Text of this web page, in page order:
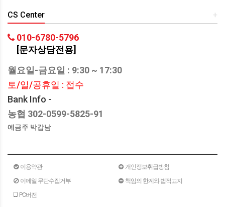
+
CS Center
010-6780-5796
[문자상담전용]
월요일-금요일 : 9:30 ~ 17:30
토/일/공휴일 : 접수
Bank Info -
농협 302-0599-5825-91
예금주 박갑남
이용약관
개인정보취급방침
이메일 무단수집거부
책임의 한계와 법적고지
PC버전